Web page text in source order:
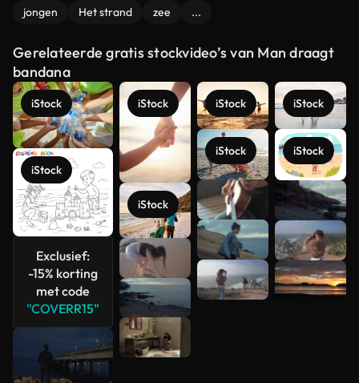
jongen Het strand zee ...
Gerelateerde gratis stockvideo’s van Man draagt
bandana
iStock
iStock
Exclusief:
-15% korting
met code
"COVERR15"
iStock
iStock
iStock
iStock
iStock
iStock
Meer
bekijken